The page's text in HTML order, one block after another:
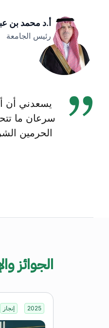
أ.د محمد بن
رئيس الجامعة
يسعدني أن
سرعان ما
الحرمين
الجوائز
2025 إنجاز